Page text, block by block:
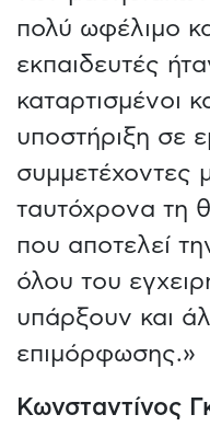
πολύ ωφέλιμο
εκπαιδευτές
καταρτισμένοι
υποστήριξη σε
συμμετέχοντες
ταυτόχρονα τη
που αποτελεί
όλου του
υπάρξουν και
επιμόρφωσης.»
Κωνσταντίνος